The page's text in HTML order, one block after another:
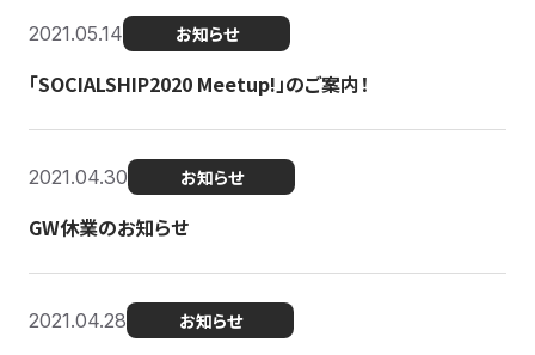
2021.05.14 お知らせ
「SOCIALSHIP2020 Meetup!」のご案内！
2021.04.30 お知らせ
GW休業のお知らせ
2021.04.28 お知らせ